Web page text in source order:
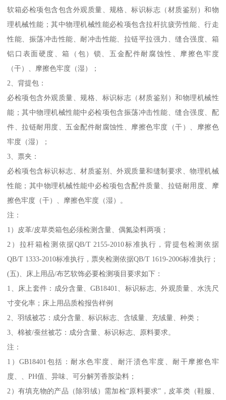
软箱必检项包含包含外观质量、规格、标识标志（材质鉴别）和物
理机械性能；其中物理机械性能必检项包含拉杆抗疲劳性能、行走
性能、振荡冲击性能、耐冲击性能、拉链平拉强力、缝合强度、箱
铝口表面硬度、箱（包）锁、五金配件耐腐蚀性、摩擦色牢度
（干）、摩擦色牢度（湿）；
2、背提包：
必检项包含外观质量、规格、标识标志（材质鉴别）和物理机械性
能；其中物理机械性能中必检项包含振荡冲击性能、缝合强度、配
件、拉链耐用度、五金配件耐腐蚀性、摩擦色牢度（干）、摩擦色
牢度（湿）；
3、票夹：
必检项包含标识标志、材质鉴别、外观质量和缝制要求、物理机械
性能；其中物理机械性能中必检项包含配件质量、拉链耐用度、摩
擦色牢度（干）、摩擦色牢度（湿）。
注：
1）皮革/皮草类箱包必须检测含量、偶氮染料两项；
2）拉杆箱检测依据QB/T 2155-2010标准执行，背提包检测依据
QB/T 1333-2010标准执行，票夹检测依据QB/T 1619-2006标准执行；
(五)、床上用品/布艺软饰必要检测项目要求如下：
1、床上套件：成分含量、GB18401、标识标志、外观质量、水洗尺
寸变化率；床上用品质检报告样例
2、羽绒被芯：成分含量、标识标志、含绒量、充绒量、种类；
3、棉被/蚕丝被芯：成分含量、标识标志、原料要求。
注：
1）GB18401包括：耐水色牢度、耐汗渍色牢度、耐干摩擦色牢
度、、PH值、异味、可分解芳香胺染料；
2）有填充物的产品（除羽绒）需加检“原料要求”，皮革类（鞋服、